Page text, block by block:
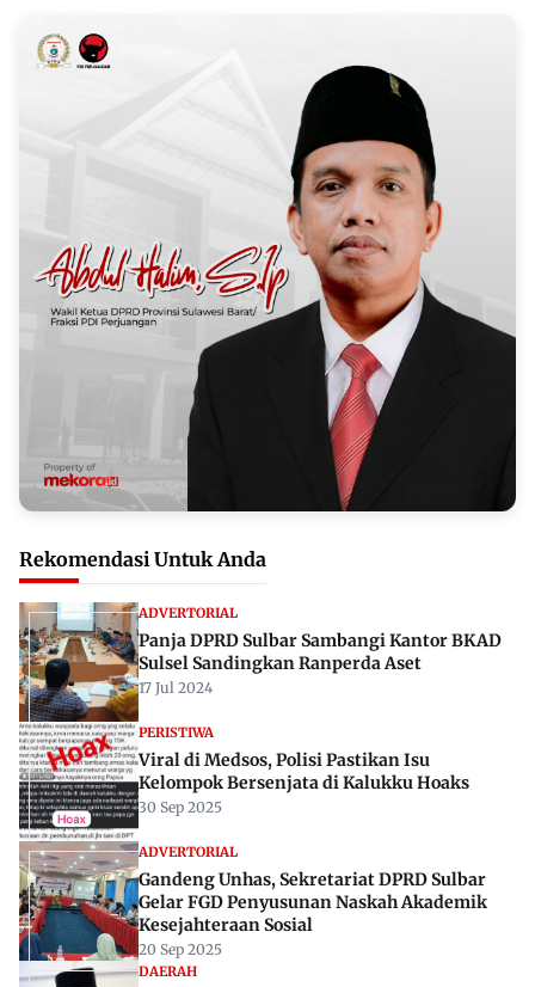
Rekomendasi Untuk Anda
ADVERTORIAL
Panja DPRD Sulbar Sambangi Kantor BKAD
Sulsel Sandingkan Ranperda Aset
17 Jul 2024
PERISTIWA
Viral di Medsos, Polisi Pastikan Isu
Kelompok Bersenjata di Kalukku Hoaks
30 Sep 2025
ADVERTORIAL
Gandeng Unhas, Sekretariat DPRD Sulbar
Gelar FGD Penyusunan Naskah Akademik
Kesejahteraan Sosial
20 Sep 2025
DAERAH